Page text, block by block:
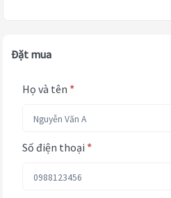
Đặt mua
Họ và tên *
Số điện thoại *